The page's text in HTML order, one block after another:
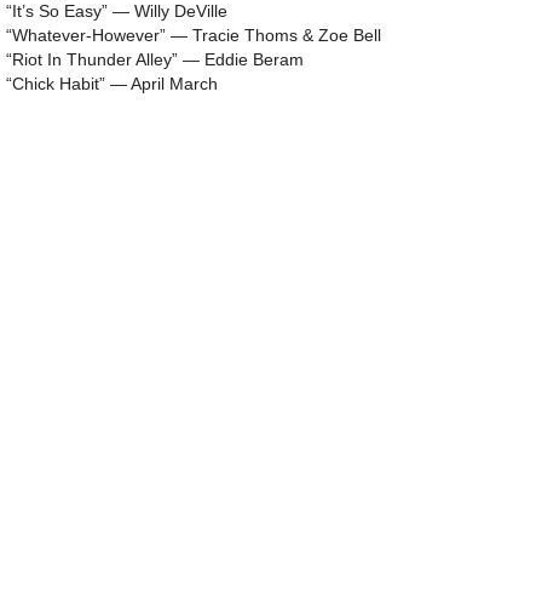
“It’s So Easy” — Willy DeVille
“Whatever-However” — Tracie Thoms & Zoe Bell
“Riot In Thunder Alley” — Eddie Beram
“Chick Habit” — April March